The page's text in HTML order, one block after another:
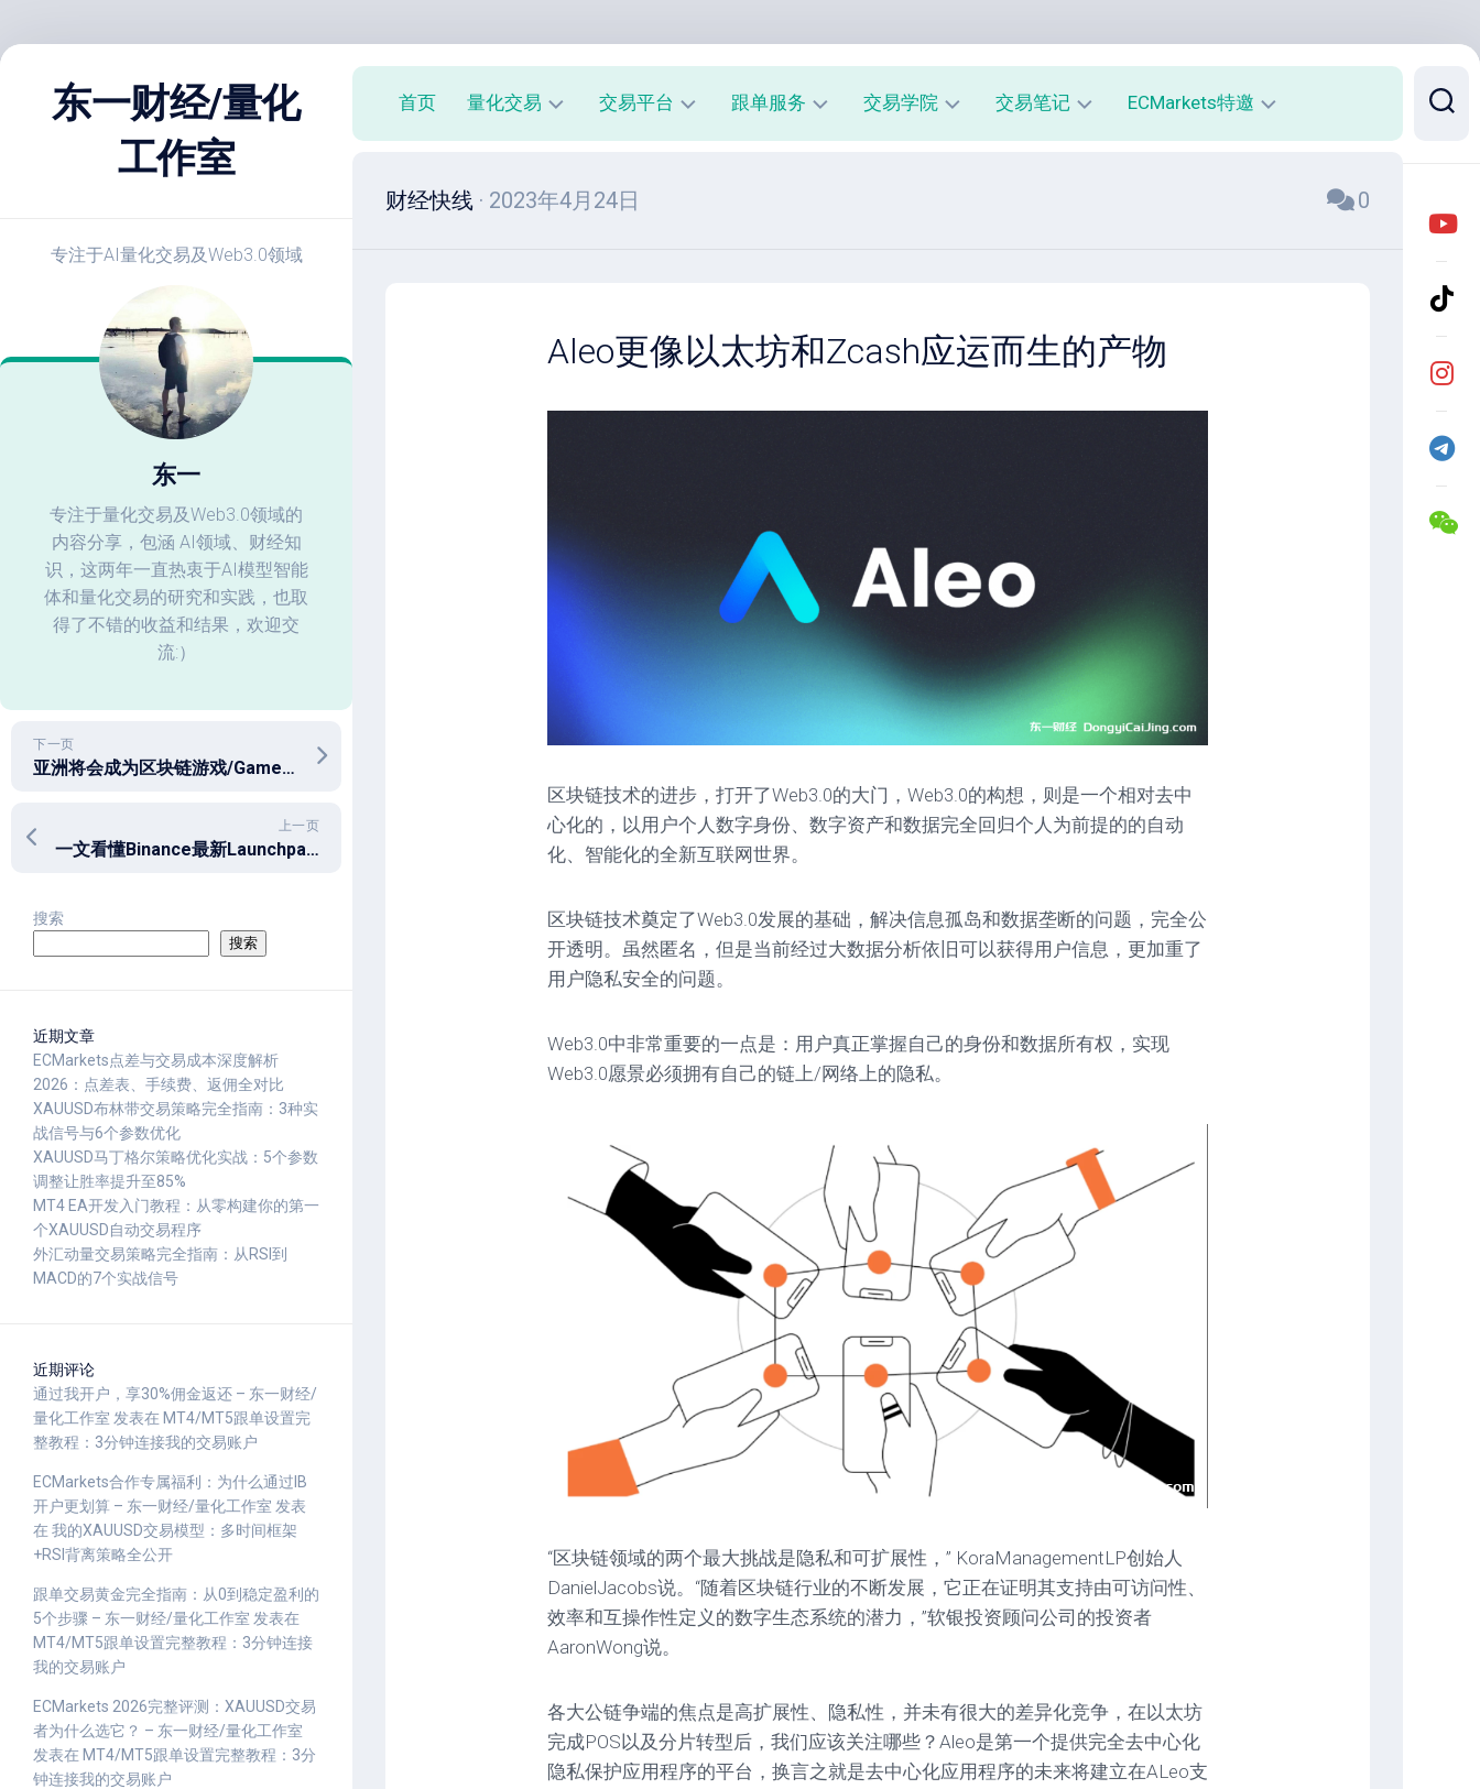
跳
东一财经/量化
工作室
专注于AI量化交易及Web3.0领域
东一
专注于量化交易及Web3.0领域的
内容分享，包涵 AI领域、财经知
识，这两年一直热衷于AI模型智能
体和量化交易的研究和实践，也取
得了不错的收益和结果，欢迎交
流:）
下一页
亚洲将会成为区块链游戏/GameFI的引擎
上一页
一文看懂Binance最新Launchpad项目Open Campus
搜索
搜索
近期文章
ECMarkets点差与交易成本深度解析
2026：点差表、手续费、返佣全对比
XAUUSD布林带交易策略完全指南：3种实
战信号与6个参数优化
XAUUSD马丁格尔策略优化实战：5个参数
调整让胜率提升至85%
MT4 EA开发入门教程：从零构建你的第一
个XAUUSD自动交易程序
外汇动量交易策略完全指南：从RSI到
MACD的7个实战信号
近期评论
通过我开户，享30%佣金返还 – 东一财经/
量化工作室 发表在 MT4/MT5跟单设置完
整教程：3分钟连接我的交易账户
ECMarkets合作专属福利：为什么通过IB
开户更划算 – 东一财经/量化工作室 发表
在 我的XAUUSD交易模型：多时间框架
+RSI背离策略全公开
跟单交易黄金完全指南：从0到稳定盈利的
5个步骤 – 东一财经/量化工作室 发表在
MT4/MT5跟单设置完整教程：3分钟连接
我的交易账户
ECMarkets 2026完整评测：XAUUSD交易
者为什么选它？ – 东一财经/量化工作室
发表在 MT4/MT5跟单设置完整教程：3分
钟连接我的交易账户
首页 量化交易
策
交易平台
教
经
跟单服务
单
程
参
数
交易学院
理
交易笔记
月
度
记
录
盘
分
析
ECMarkets特邀
开
题
联
系
财经快线 · 2023年4月24日 0
Aleo更像以太坊和Zcash应运而生的产物
区块链技术的进步，打开了Web3.0的大门，Web3.0的构想，则是一个相对去中
心化的，以用户个人数字身份、数字资产和数据完全回归个人为前提的的自动
化、智能化的全新互联网世界。
区块链技术奠定了Web3.0发展的基础，解决信息孤岛和数据垄断的问题，完全公
开透明。虽然匿名，但是当前经过大数据分析依旧可以获得用户信息，更加重了
用户隐私安全的问题。
Web3.0中非常重要的一点是：用户真正掌握自己的身份和数据所有权，实现
Web3.0愿景必须拥有自己的链上/网络上的隐私。
“区块链领域的两个最大挑战是隐私和可扩展性，” KoraManagementLP创始人
DanielJacobs说。“随着区块链行业的不断发展，它正在证明其支持由可访问性、
效率和互操作性定义的数字生态系统的潜力，”软银投资顾问公司的投资者
AaronWong说。
各大公链争端的焦点是高扩展性、隐私性，并未有很大的差异化竞争，在以太坊
完成POS以及分片转型后，我们应该关注哪些？Aleo是第一个提供完全去中心化
隐私保护应用程序的平台，换言之就是去中心化应用程序的未来将建立在ALeo支